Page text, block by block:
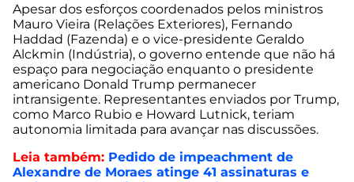
Apesar dos esforços coordenados pelos ministros
Mauro Vieira (Relações Exteriores), Fernando
Haddad (Fazenda) e o vice-presidente Geraldo
Alckmin (Indústria), o governo entende que não há
espaço para negociação enquanto o presidente
americano Donald Trump permanecer
intransigente. Representantes enviados por Trump,
como Marco Rubio e Howard Lutnick, teriam
autonomia limitada para avançar nas discussões.
Leia também: Pedido de impeachment de
Alexandre de Moraes atinge 41 assinaturas e